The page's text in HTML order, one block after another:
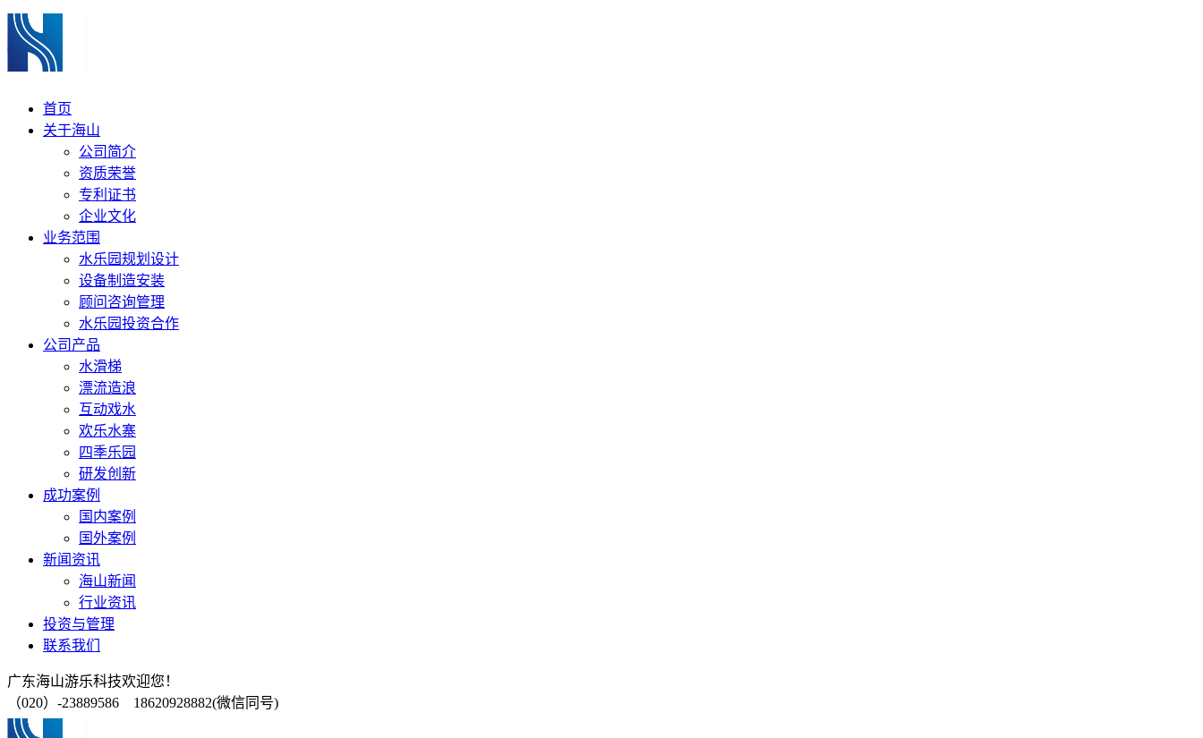
首页
关于海山
公司简介
资质荣誉
专利证书
企业文化
业务范围
水乐园规划设计
设备制造安装
顾问咨询管理
水乐园投资合作
公司产品
水滑梯
漂流造浪
互动戏水
欢乐水寨
四季乐园
研发创新
成功案例
国内案例
国外案例
新闻资讯
海山新闻
行业资讯
投资与管理
联系我们
广东海山游乐科技欢迎您！
（020）-23889586 18620928882(微信同号)